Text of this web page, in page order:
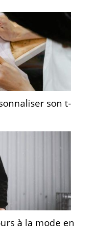
son t-
à la mode en